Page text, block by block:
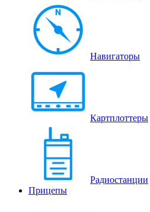
Навигаторы
Картплоттеры
Радиостанции
Прицепы